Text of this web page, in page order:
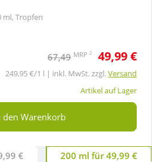
ml, Tropfen
67,49 MRP 2 49,99 €
249,95 €/1 l | inkl. MwSt. zzgl.Versand
Artikel auf Lager
den Warenkorb
€ 200 ml für 49,99 €